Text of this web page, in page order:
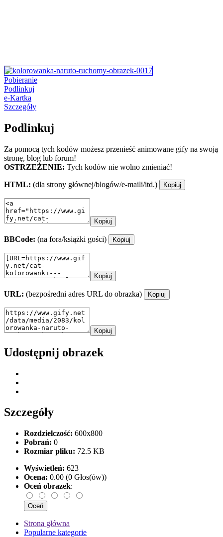
Pobieranie
Podlinkuj
e-Kartka
Szczegóły
Podlinkuj
Za pomocą tych kodów możesz przenieść animowane gify na swoją
stronę, blog lub forum!
OSTRZEŻENIE: Tych kodów nie wolno zmieniać!
HTML: (dla strony głównej/blogów/e-maili/itd.) Kopiuj
Kopiuj
BBCode: (na fora/książki gości) Kopiuj
Kopiuj
URL: (bezpośredni adres URL do obrazka) Kopiuj
Kopiuj
Udostępnij obrazek
Szczegóły
Rozdzielczość: 600x800
Pobrań: 0
Rozmiar pliku: 72.5 KB
Wyświetleń: 623
Ocena: 0.00 (0 Głos(ów))
Oceń obrazek:
Strona główna
Popularne kategorie